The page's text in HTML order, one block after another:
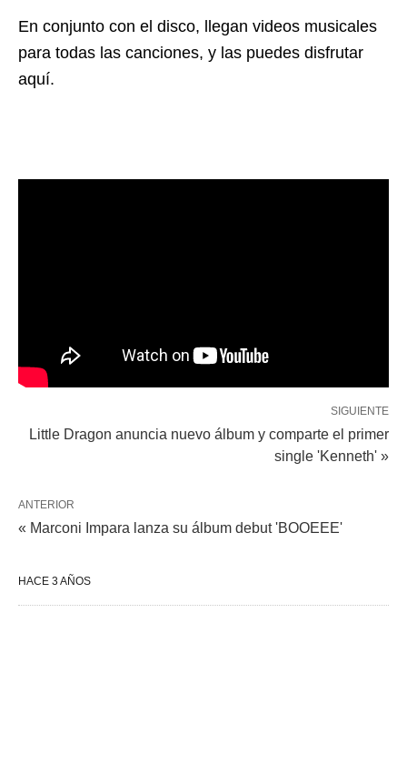
En conjunto con el disco, llegan videos musicales
para todas las canciones, y las puedes disfrutar
aquí.
SIGUIENTE
Little Dragon anuncia nuevo álbum y comparte el primer
single 'Kenneth' »
ANTERIOR
« Marconi Impara lanza su álbum debut 'BOOEEE'
HACE 3 AÑOS